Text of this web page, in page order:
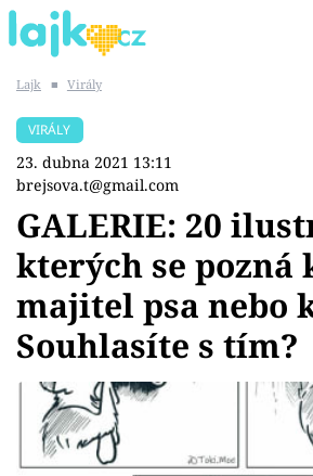
SHOPAHOLICADEL
Témata
Showbyznys
Youtubeři
Virály
Lajk ■ Virály
VIRÁLY
23. dubna 2021 13:11
brejsova.t@gmail.com
GALERIE: 20
kterých se pozná
majitel psa nebo
Souhlasíte s tím?